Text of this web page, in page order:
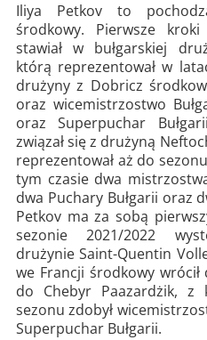
Iliya Petkov to
środkowy. Pierwsze
stawiał w bułgarskiej
którą reprezentował w
drużyny z Dobricz
oraz wicemistrzostwo
oraz Superpuchar
związał się z drużyną
reprezentował aż do
tym czasie dwa
dwa Puchary Bułgarii oraz
Petkov ma za sobą
sezonie 2021/2022
drużynie Saint-Quentin
we Francji środkowy wrócił
do Chebyr Paazardżik,
sezonu zdobył
Superpuchar Bułgarii.